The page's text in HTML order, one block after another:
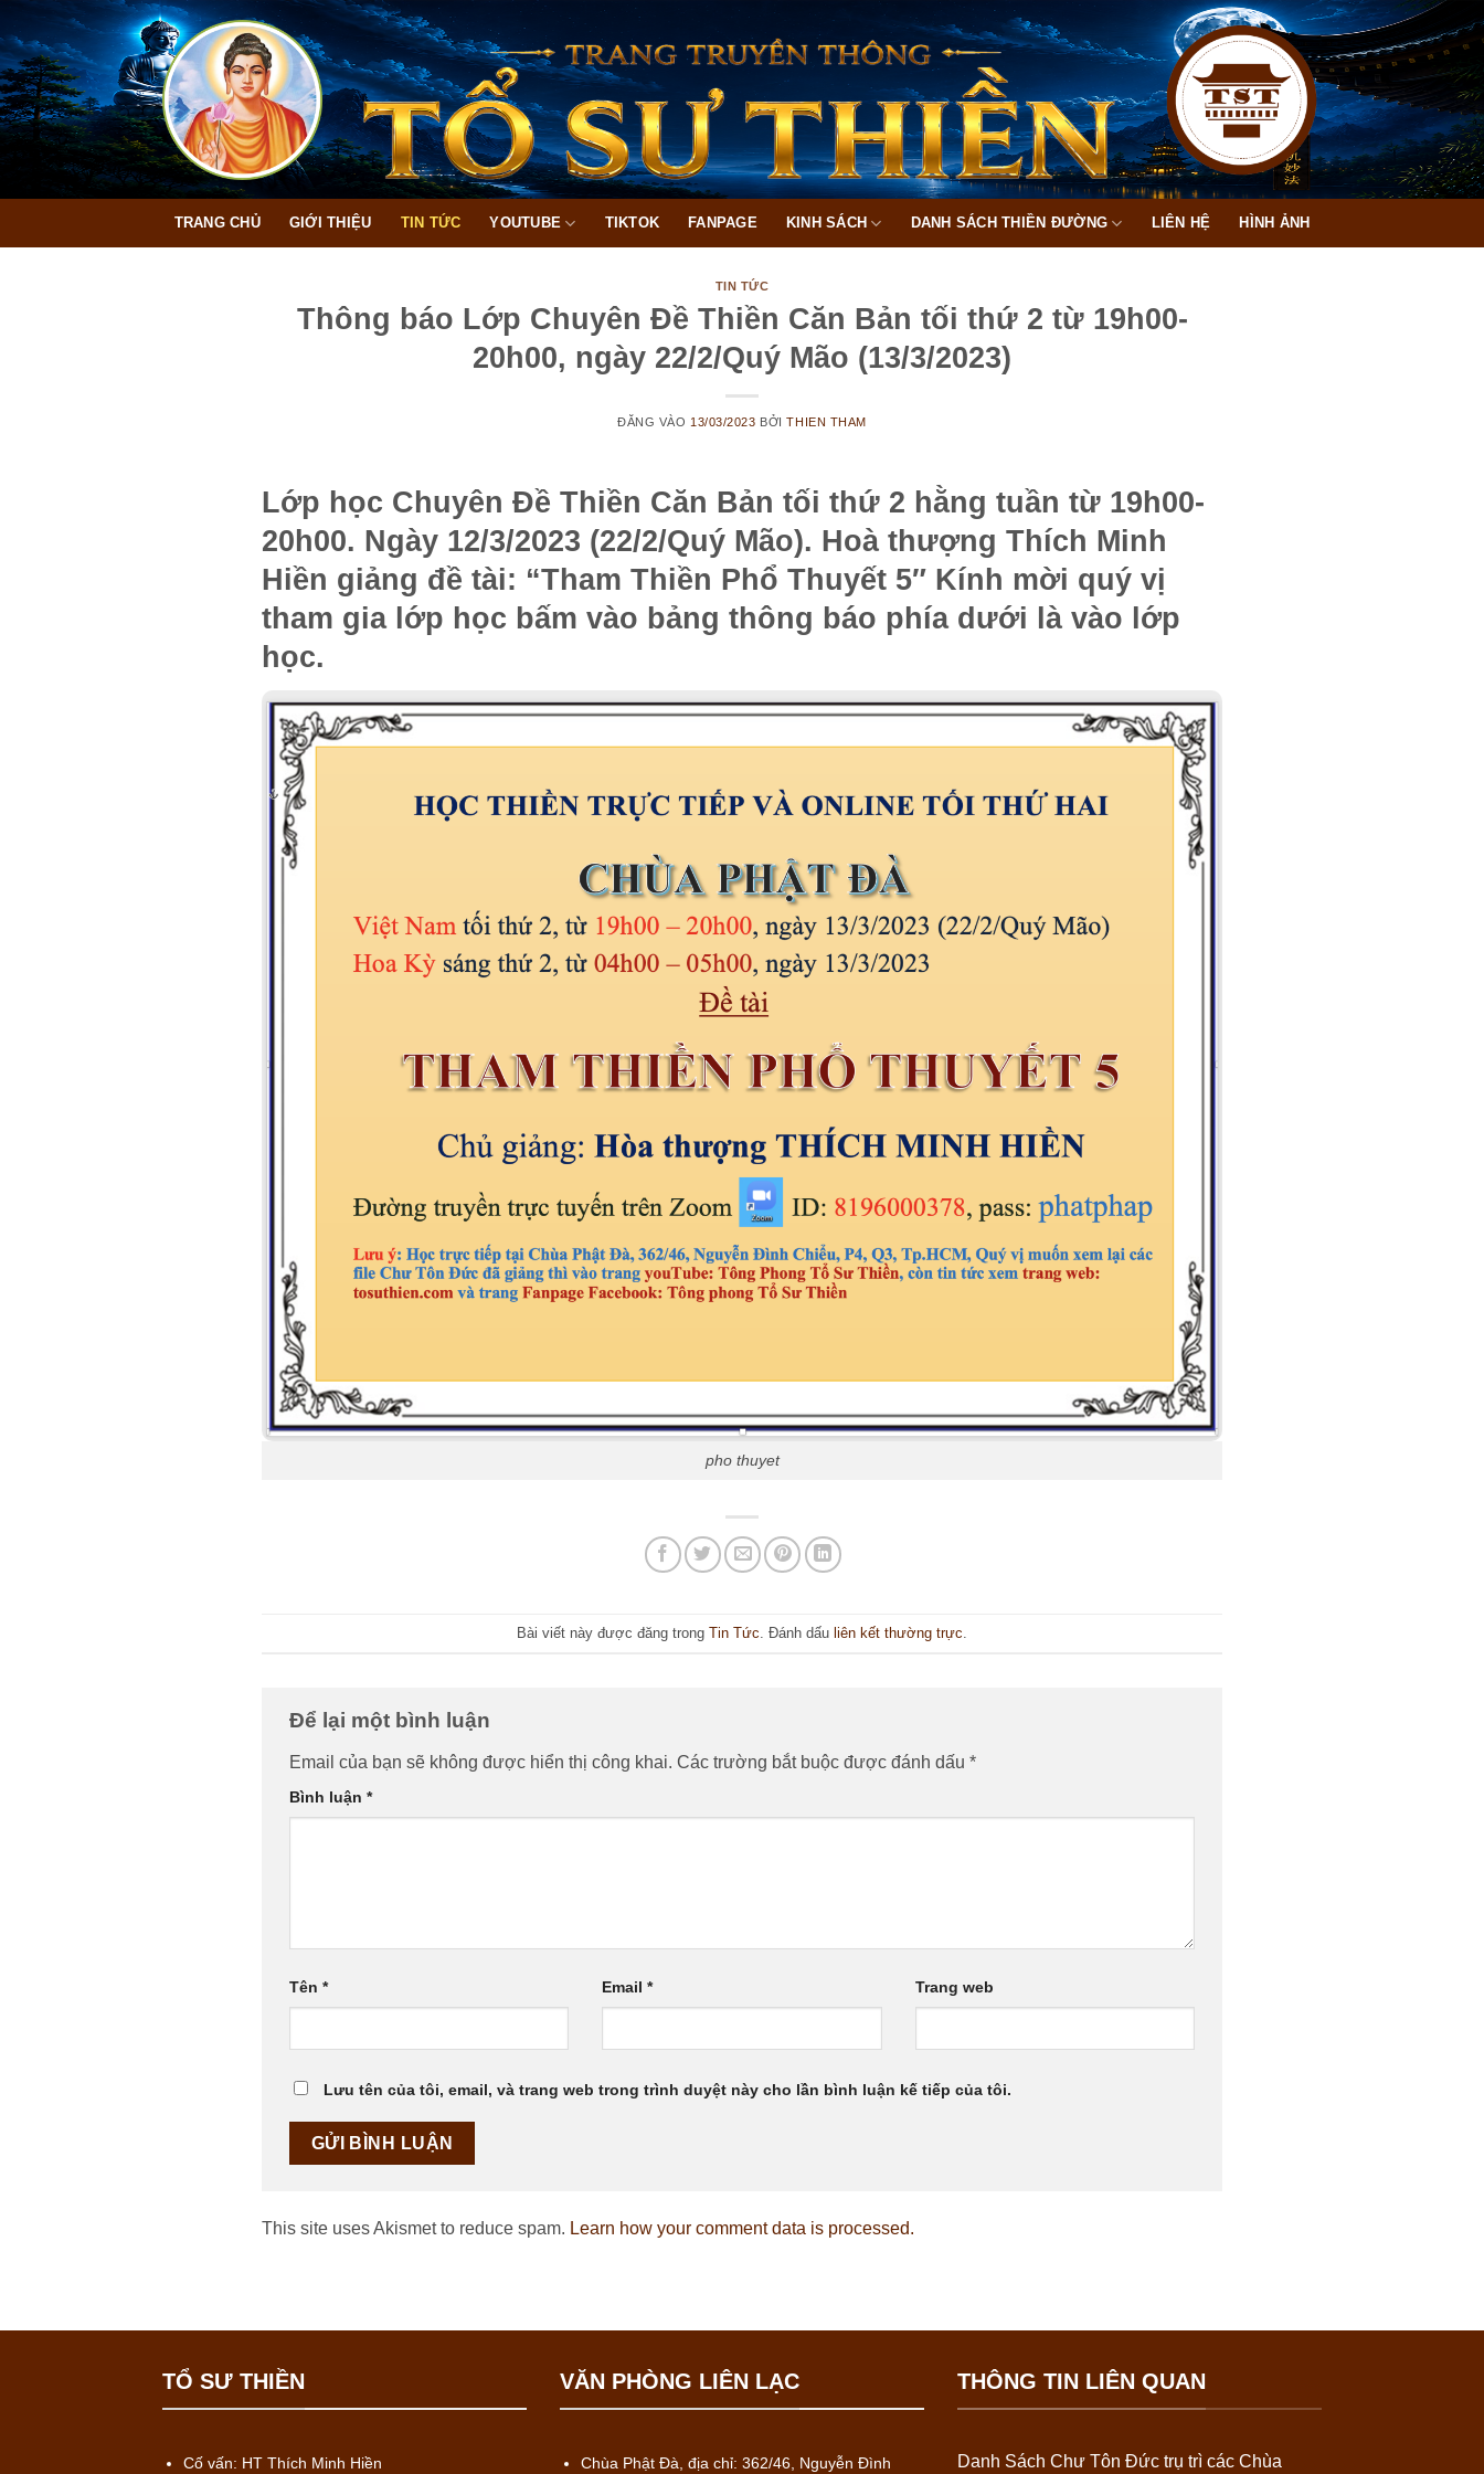
qua
nội
dung
TRANG CHỦ GIỚI THIỆU TIN TỨC YOUTUBE TIKTOK FANPAGE KINH SÁCH DANH SÁCH THIỀN ĐƯỜNG LIÊN HỆ HÌNH ẢNH
TIN TỨC
Thông báo Lớp Chuyên Đề Thiền Căn Bản tối thứ 2 từ 19h00-
20h00, ngày 22/2/Quý Mão (13/3/2023)
ĐĂNG VÀO 13/03/2023 BỞITHIEN THAM
Lớp học Chuyên Đề Thiền Căn Bản tối thứ 2 hằng tuần từ 19h00-
20h00. Ngày 12/3/2023 (22/2/Quý Mão). Hoà thượng Thích Minh
Hiền giảng đề tài: “Tham Thiền Phổ Thuyết 5″ Kính mời quý vị
tham gia lớp học bấm vào bảng thông báo phía dưới là vào lớp
học.
pho thuyet
Bài viết này được đăng trong Tin Tức . Đánh dấu liên kết thường trực
Để lại một bình luận
Email của bạn sẽ không được hiển thị công khai. Các trường bắt buộc được đánh dấu *
Bình luận *
Tên * Email* Trang web
Lưu tên của tôi, email, và trang web trong trình duyệt này cho lần bình luận kế tiếp của tôi.
This site uses Akismet to reduce spam. Learn how your comment data is processed.
TỔ SƯ THIỀN
Cố vấn: HT Thích Minh Hiền
VĂN PHÒNG LIÊN LẠC
Chùa Phật Đà, địa chỉ: 362/46, Nguyễn Đình
THÔNG TIN LIÊN QUAN
Danh Sách Chư Tôn Đức trụ trì các Chùa